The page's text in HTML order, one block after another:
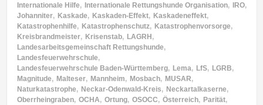
Internationale Hilfe, Internationale Rettungshunde Organisation, IRO,
Johanniter, Kaskade, Kaskaden-Effekt, Kaskadeneffekt,
Katastrophenhilfe, Katastrophenschutz, Katastrophenvorsorge,
Kreisbrandmeister, Krisenstab, LAGRH,
Landesarbeitsgemeinschaft Rettungshunde,
Landesfeuerwehrschule,
Landesfeuerwehrschule Baden-Württemberg, Lema, LfS, LGRB,
Magnitude, Malteser, Mannheim, Mosbach, MUSAR,
Naturkatastrophe, Neckar-Odenwald-Kreis, Neckartalkaserne,
Oberrheingraben, OCHA, Ortung, OSOCC, Österreich, Parität,